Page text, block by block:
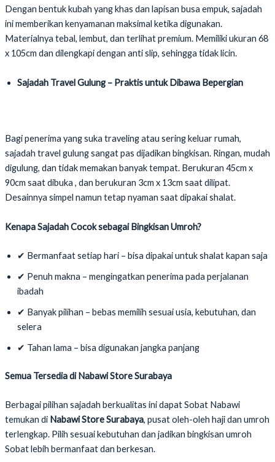
Dengan bentuk kubah yang khas dan lapisan busa empuk, sajadah
ini memberikan kenyamanan maksimal ketika digunakan.
Materialnya tebal, lembut, dan terlihat premium. Memiliki ukuran 68
x 105cm dan dilengkapi dengan anti slip, sehingga tidak licin.
Sajadah Travel Gulung – Praktis untuk Dibawa Bepergian
Bagi penerima yang suka traveling atau sering keluar rumah,
sajadah travel gulung sangat pas dijadikan bingkisan. Ringan, mudah
digulung, dan tidak memakan banyak tempat. Berukuran 45cm x
90cm saat dibuka , dan berukuran 3cm x 13cm saat dilipat.
Desainnya simpel namun tetap nyaman saat dipakai shalat.
Kenapa Sajadah Cocok sebagai Bingkisan Umroh?
✔ Bermanfaat setiap hari – bisa dipakai untuk shalat kapan saja
✔ Penuh makna – mengingatkan penerima pada perjalanan
ibadah
✔ Banyak pilihan – bebas memilih sesuai usia, kebutuhan, dan
selera
✔ Tahan lama – bisa digunakan jangka panjang
Semua Tersedia di Nabawi Store Surabaya
Berbagai pilihan sajadah berkualitas ini dapat Sobat Nabawi
temukan di Nabawi Store Surabaya, pusat oleh-oleh haji dan umroh
terlengkap. Pilih sesuai kebutuhan dan jadikan bingkisan umroh
Sobat lebih bermanfaat dan berkesan.